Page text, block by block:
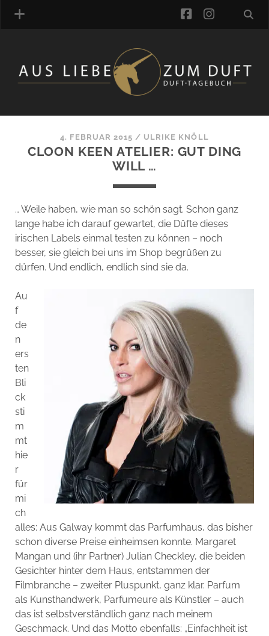
MANUFAKTUREN
DUFTNOTEN
LINK-SAMMLUNG
ARTIKEL-ARCHIV
ONLINE-SHOP
DAS ALZD-TEAM
facebook
4. FEBRUAR 2015 / ULRIKE KNÖLL
CLOON KEEN ATELIER: GUT DING
WILL …
… Weile haben, wie man so schön sagt. Schon ganz
lange habe ich darauf gewartet, die Düfte dieses
irischen Labels einmal testen zu können – noch
besser, sie gleich bei uns im Shop begrüßen zu
dürfen. Und endlich, endlich sind sie da.
Au
f
de
n
ers
ten
Bli
ck
sti
m
mt
hie
r
für
mi
ch
alles: Aus Galway kommt das Parfumhaus, das bisher
schon diverse Preise einheimsen konnte. Margaret
Mangan und (ihr Partner) Julian Checkley, die beiden
Gesichter hinter dem Haus, entstammen der
Filmbranche – zweiter Pluspunkt, ganz klar. Parfum
als Kunsthandwerk, Parfumeure als Künstler – auch
das ist selbstverständlich ganz nach meinem
Geschmack. Und das Motto ebenfalls: „Einfachheit ist